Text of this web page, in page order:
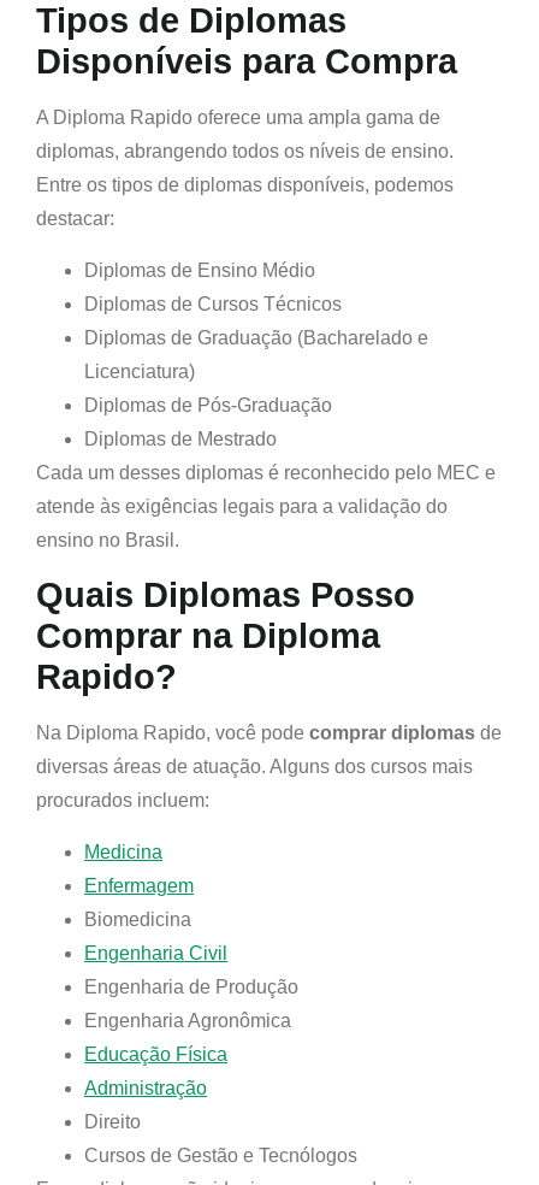
Tipos de Diplomas
Disponíveis para Compra
A Diploma Rapido oferece uma ampla gama de
diplomas, abrangendo todos os níveis de ensino.
Entre os tipos de diplomas disponíveis, podemos
destacar:
Diplomas de Ensino Médio
Diplomas de Cursos Técnicos
Diplomas de Graduação (Bacharelado e
Licenciatura)
Diplomas de Pós-Graduação
Diplomas de Mestrado
Cada um desses diplomas é reconhecido pelo MEC e
atende às exigências legais para a validação do
ensino no Brasil.
Quais Diplomas Posso
Comprar na Diploma
Rapido?
Na Diploma Rapido, você pode comprar diplomas de
diversas áreas de atuação. Alguns dos cursos mais
procurados incluem:
Medicina
Enfermagem
Biomedicina
Engenharia Civil
Engenharia de Produção
Engenharia Agronômica
Educação Física
Administração
Direito
Cursos de Gestão e Tecnólogos